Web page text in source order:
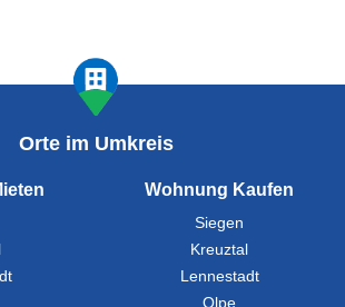
Orte im Umkreis
Wohnung Kaufen
Siegen
Kreuztal
Lennestadt
Olpe